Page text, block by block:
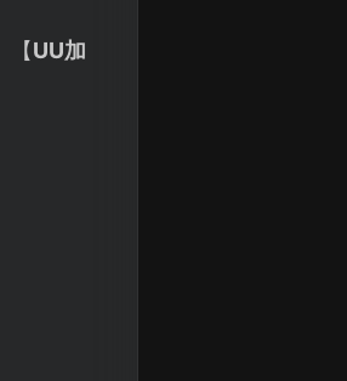
【UU加